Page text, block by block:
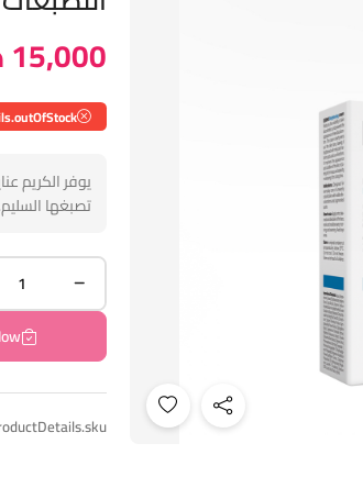
15,000 د.ع
يوفر الكريم
تصبغها السليم.